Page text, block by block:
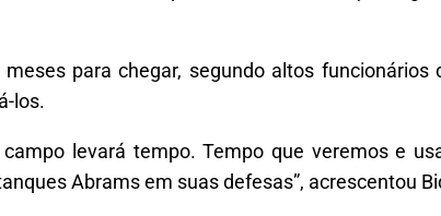
para chegar, segundo altos
los.
campo levará tempo. Tempo que veremos e
Abrams em suas defesas”, acrescentou